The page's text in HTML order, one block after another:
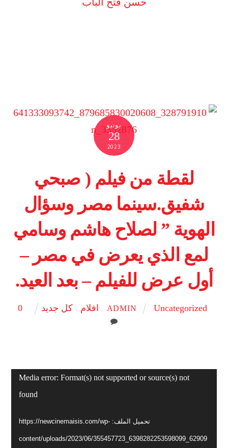
يونيو
28
2023
لقطة من فيلم ( صبحي
شفيق.سينما مصر وسؤال
الهوية ” لصلاح هاشم وسامي
لمع الذي يعرض في مصر –
أول عرض للفيلم – بعد العيد.
ADMIN Uncategorized افلام ,كل جديد 0
مشغل
Media error: Format(s) not supported or source(s) not
found
تحميل الملف: https://newcinemaisis.com/wp-
content/uploads/2023/06/355457723_6398282253598099_62909